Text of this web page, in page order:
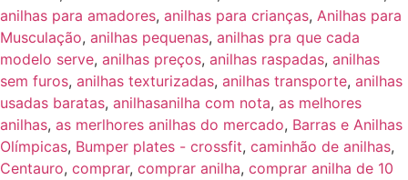
anilhas para amadores, anilhas para crianças, Anilhas para
Musculação, anilhas pequenas, anilhas pra que cada
modelo serve, anilhas preços, anilhas raspadas, anilhas
sem furos, anilhas texturizadas, anilhas transporte, anilhas
usadas baratas, anilhasanilha com nota, as melhores
anilhas, as merlhores anilhas do mercado, Barras e Anilhas
Olímpicas, Bumper plates - crossfit, caminhão de anilhas,
Centauro, comprar, comprar anilha, comprar anilha de 10